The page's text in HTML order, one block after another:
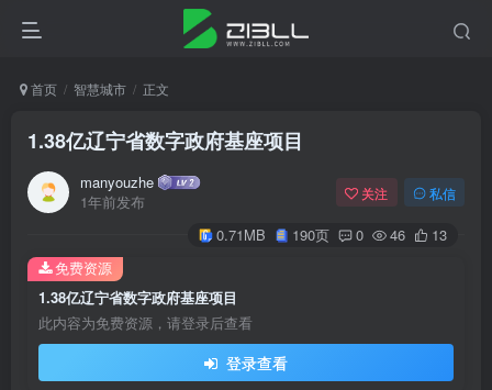
首页 智慧城市 正文
1.38亿辽宁省数字政府基座项目
manyouzhe
1年前发布
关注 私信
0.71MB 190页 0 46 13
1.38亿辽宁省数字政府基座项目
此内容为免费资源，请登录后查看
登录查看
免费资源